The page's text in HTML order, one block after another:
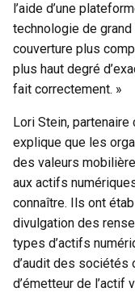
l’aide d’une
technologie de
couverture plus
plus haut degré
fait correctement. »
Lori Stein, partenaire
explique que les
des valeurs
aux actifs
connaître. Ils ont
divulgation des
types d’actifs
d’audit des sociétés
d’émetteur de l’actif